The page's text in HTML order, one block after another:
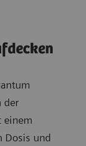
der
einem
Dosis und